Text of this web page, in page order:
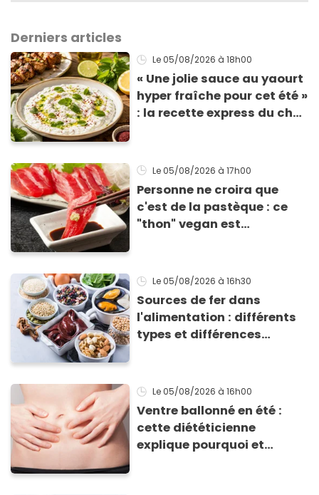
Derniers articles
Le 05/08/2026 à 18h00
« Une jolie sauce au yaourt
hyper fraîche pour cet été »
: la recette express du chef
grillades
Le 05/08/2026 à 17h00
Personne ne croira que
c'est de la pastèque : ce
"thon" vegan est
Le 05/08/2026 à 16h30
Sources de fer dans
l'alimentation : différents
types et différences
Le 05/08/2026 à 16h00
Ventre ballonné en été :
cette diététicienne
explique pourquoi et